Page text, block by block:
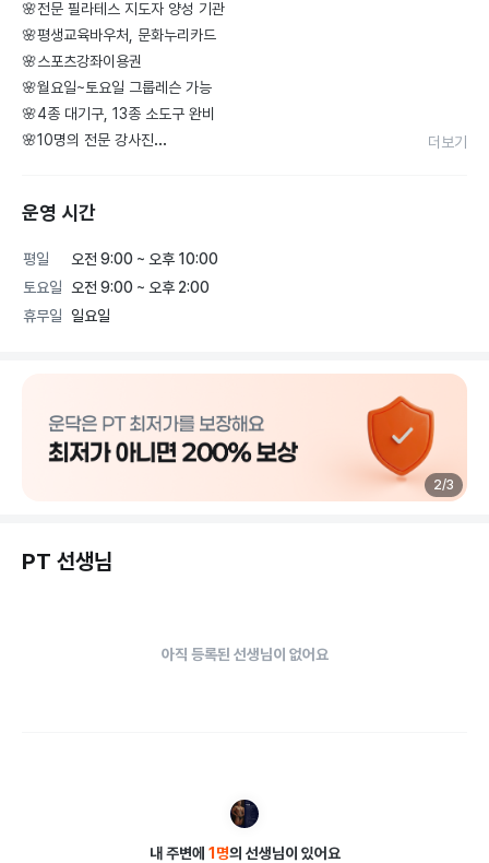
🌸전문 필라테스 지도자 양성 기관
🌸평생교육바우처, 문화누리카드
🌸스포츠강좌이용권
🌸월요일~토요일 그룹레슨 가능
🌸4종 대기구, 13종 소도구 완비
🌸10명의 전문 강사진
딩케어/골프필라테스/척추질환
주차
✔️캐딜락, 콤비리포머, 체어, 바렐 4가지 기구 및 소도구 구비
수업요일, 시간은 어플을 통해 자유롭게 신청, 변경, 취소 가능합
더보기
운영 시간
평일
오전 9:00 ~ 오후 10:00
토요일
오전 9:00 ~ 오후 2:00
휴무일
일요일
2/3
PT 선생님
아직 등록된 선생님이 없어요
내 주변에 1 명의 선생님이 있어요